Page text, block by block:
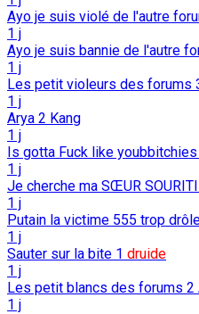
Ayo je suis violé de l'autre
1 j
Ayo je suis bannie de l'autre
1 j
Les petit violeurs des forums
1 j
Arya 2 Kang
1 j
Is gotta Fuck like
1 j
Je cherche ma SŒUR
1 j
Putain la victime 555 trop
1 j
Sauter sur la bite 1 druide
1 j
Les petit blancs des forums 2
1 j